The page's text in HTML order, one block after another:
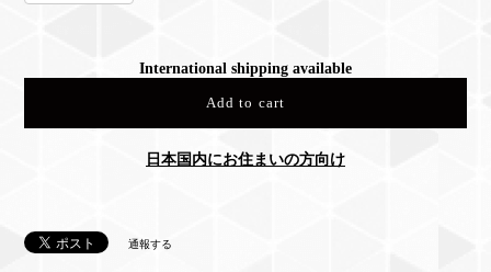
International shipping available
Add to cart
日本国内にお住まいの方向け
通報する